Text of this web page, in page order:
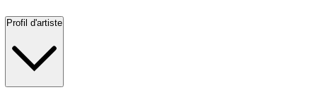
Profil d'artiste